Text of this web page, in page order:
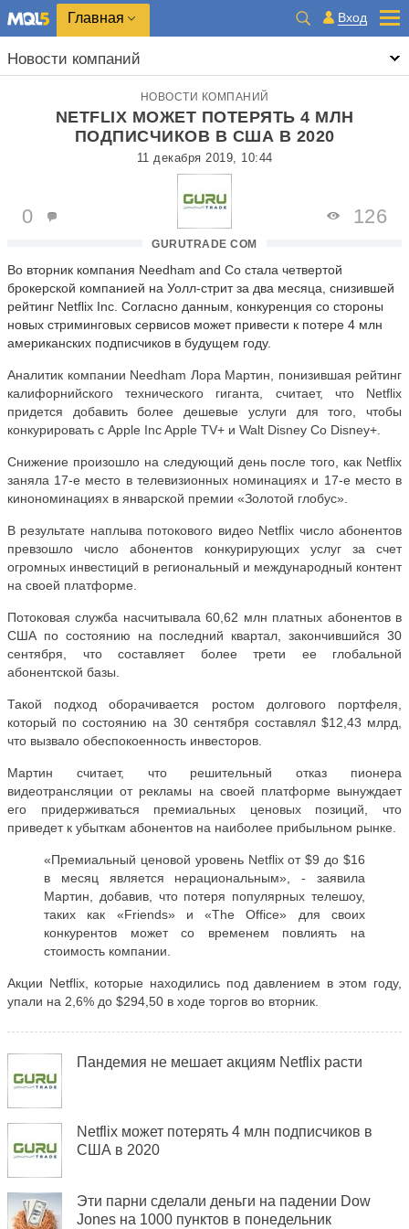
Главная Вход
Новости компаний
НОВОСТИ КОМПАНИЙ
NETFLIX МОЖЕТ ПОТЕРЯТЬ 4 МЛН
ПОДПИСЧИКОВ В США В 2020
11 декабря 2019, 10:44
GURUTRADE COM
0 126
Во вторник компания Needham and Co стала четвертой
брокерской компанией на Уолл-стрит за два месяца, снизившей
рейтинг Netflix Inc. Согласно данным, конкуренция со стороны
новых стриминговых сервисов может привести к потере 4 млн
американских подписчиков в будущем году.
Аналитик компании Needham Лора Мартин, понизившая рейтинг
калифорнийского технического гиганта, считает, что Netflix
придется добавить более дешевые услуги для того, чтобы
конкурировать с Apple Inc Apple TV+ и Walt Disney Co Disney+.
Снижение произошло на следующий день после того, как Netflix
заняла 17-е место в телевизионных номинациях и 17-е место в
кинономинациях в январской премии «Золотой глобус».
В результате наплыва потокового видео Netflix число абонентов
превзошло число абонентов конкурирующих услуг за счет
огромных инвестиций в региональный и международный контент
на своей платформе.
Потоковая служба насчитывала 60,62 млн платных абонентов в
США по состоянию на последний квартал, закончившийся 30
сентября, что составляет более трети ее глобальной
абонентской базы.
Такой подход оборачивается ростом долгового портфеля,
который по состоянию на 30 сентября составлял $12,43 млрд,
что вызвало обеспокоенность инвесторов.
Мартин считает, что решительный отказ пионера
видеотрансляции от рекламы на своей платформе вынуждает
его придерживаться премиальных ценовых позиций, что
приведет к убыткам абонентов на наиболее прибыльном рынке.
«Премиальный ценовой уровень Netflix от $9 до $16
в месяц является нерациональным», - заявила
Мартин, добавив, что потеря популярных телешоу,
таких как «Friends» и «The Office» для своих
конкурентов может со временем повлиять на
стоимость компании.
Акции Netflix, которые находились под давлением в этом году,
упали на 2,6% до $294,50 в ходе торгов во вторник.
Пандемия не мешает акциям Netflix расти
Netflix может потерять 4 млн подписчиков в
США в 2020
Эти парни сделали деньги на падении Dow
Jones на 1000 пунктов в понедельник